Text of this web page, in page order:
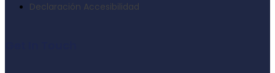
Declaración Accesibilidad